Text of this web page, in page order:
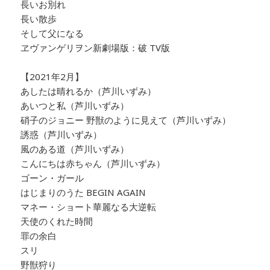
長いお別れ
長い散歩
そして父になる
ヱヴァンゲリヲン新劇場版：破 TV版
【2021年2月】
あしたは晴れるか（芦川いずみ）
あいつと私（芦川いずみ）
硝子のジョニー 野獣のように見えて（芦川いずみ）
誘惑（芦川いずみ）
風のある道（芦川いずみ）
こんにちは赤ちゃん（芦川いずみ）
ゴーン・ガール
はじまりのうた BEGIN AGAIN
マネー・ショート華麗なる大逆転
天使のくれた時間
罪の余白
スリ
野獣狩り